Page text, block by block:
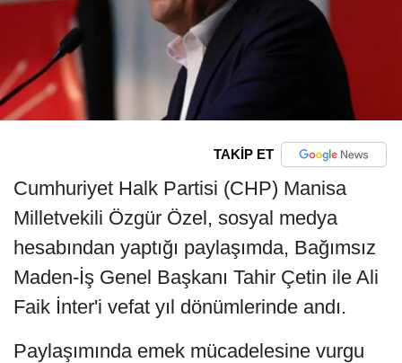
TAKİP ET
Cumhuriyet Halk Partisi (CHP) Manisa
Milletvekili Özgür Özel, sosyal medya
hesabından yaptığı paylaşımda, Bağımsız
Maden-İş Genel Başkanı Tahir Çetin ile Ali
Faik İnter'i vefat yıl dönümlerinde andı.
Paylaşımında emek mücadelesine vurgu